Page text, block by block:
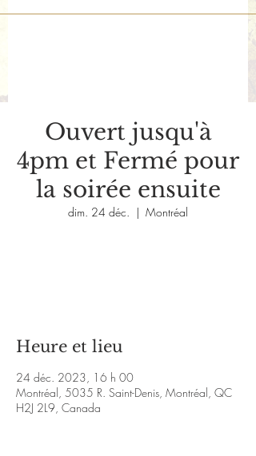
Ouvert jusqu'à
4pm et Fermé pour
la soirée ensuite
dim. 24 déc.
  |
Montréal
Heure et lieu
24 déc. 2023, 16 h 00
Montréal, 5035 R. Saint-Denis, Montréal, QC
H2J 2L9, Canada